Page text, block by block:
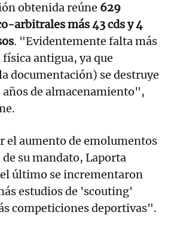
obtenida reúne 629
arbitrales más 43 cds y 4
. "Evidentemente falta más
antigua, ya que
documentación) se destruye
años de almacenamiento",
el aumento de emolumentos
su mandato, Laporta
último se incrementaron
estudios de 'scouting'
competiciones deportivas".